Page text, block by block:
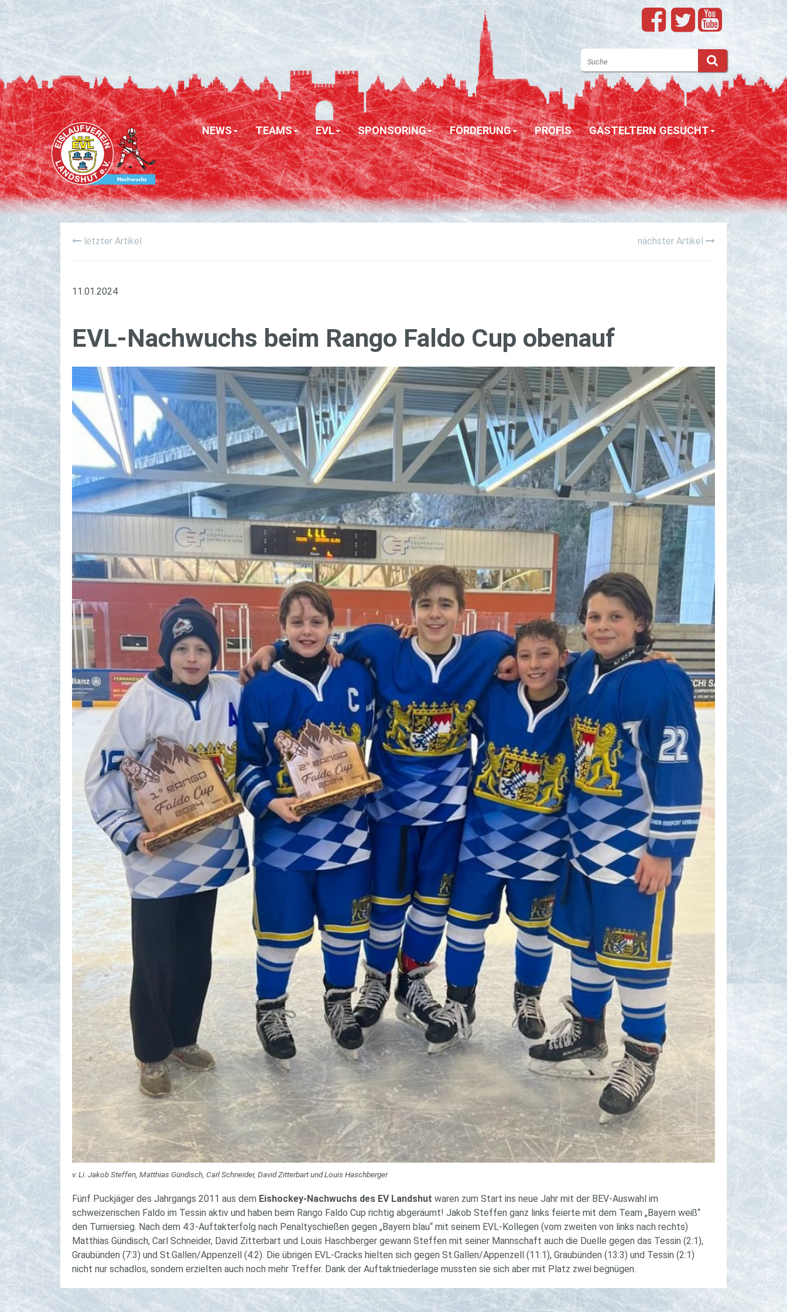
NEWS TEAMS EVL SPONSORING FÖRDERUNG PROFIS GASTELTERN GESUCHT
letzter Artikel nächster Artikel
11.01.2024
EVL-Nach­wuchs beim Rango Faldo Cup oben­auf
v. Li. Jakob Steffen, Matthias Gündisch, Carl Schneider, David Zitterbart und Louis Haschberger
Fünf Puckjäger des Jahrgangs 2011 aus dem Eishockey-Nachwuchs des EV Landshut waren zum Start ins neue Jahr mit der BEV-Auswahl im
schweizerischen Faldo im Tessin aktiv und haben beim Rango Faldo Cup richtig abgeräumt! Jakob Steffen ganz links feierte mit dem Team „Bayern weiß“
den Turniersieg. Nach dem 4:3-Auftakterfolg nach Penaltyschießen gegen „Bayern blau“ mit seinem EVL-Kollegen (vom zweiten von links nach rechts)
Matthias Gündisch, Carl Schneider, David Zitterbart und Louis Haschberger gewann Steffen mit seiner Mannschaft auch die Duelle gegen das Tessin (2:1),
Graubünden (7:3) und St.Gallen/Appenzell (4:2). Die übrigen EVL-Cracks hielten sich gegen St.Gallen/Appenzell (11:1), Graubünden (13:3) und Tessin (2:1)
nicht nur schadlos, sondern erzielten auch noch mehr Treffer. Dank der Auftaktniederlage mussten sie sich aber mit Platz zwei begnügen.